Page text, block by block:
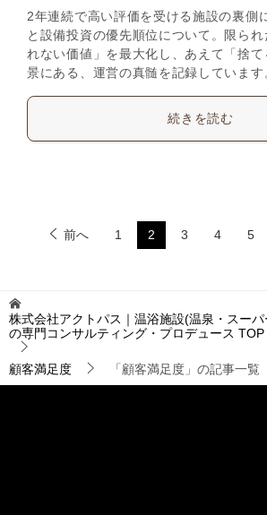
2年連続で高い評価を受ける施設の裏側
と設備投資の優先順位について。限ら
れない価値」を最大化し、あえて「捨
景にある、運営の真髄を記録しています
続きを読む
前へ 1 2 3 4 5
株式会社アクトパス｜温浴施設(温泉・スー
の専門コンサルティング・プロデュース TOP
顧客満足度 「顧客満足度」の記事一覧